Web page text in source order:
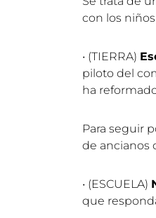
con los
• (TIERRA)
piloto del
ha
Para seguir
de ancianos
• (ESCUELA)
que